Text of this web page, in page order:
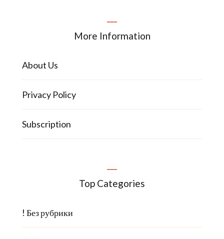
More Information
About Us
Privacy Policy
Subscription
Top Categories
! Без рубрики